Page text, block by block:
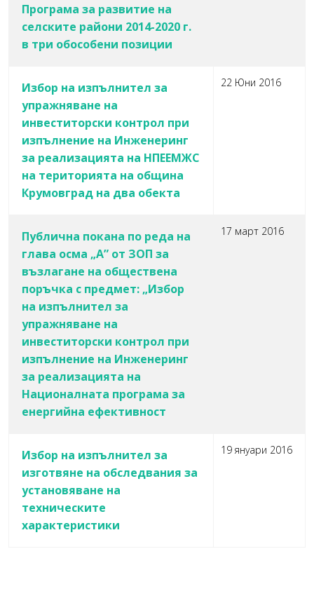
Програма за развитие на
селските райони 2014-2020 г.
в три обособени позиции
Избор на изпълнител за
упражняване на
инвеститорски контрол при
изпълнение на Инженеринг
за реализацията на НПЕЕМЖС
на територията на община
Крумовград на два обекта
22 Юни 2016
Публична покана по реда на
глава осма „А” от ЗОП за
възлагане на обществена
поръчка с предмет: „Избор
на изпълнител за
упражняване на
инвеститорски контрол при
изпълнение на Инженеринг
за реализацията на
Националната програма за
енергийна ефективност
17 март 2016
Избор на изпълнител за
изготвяне на обследвания за
установяване на
техническите
характеристики
19 януари 2016